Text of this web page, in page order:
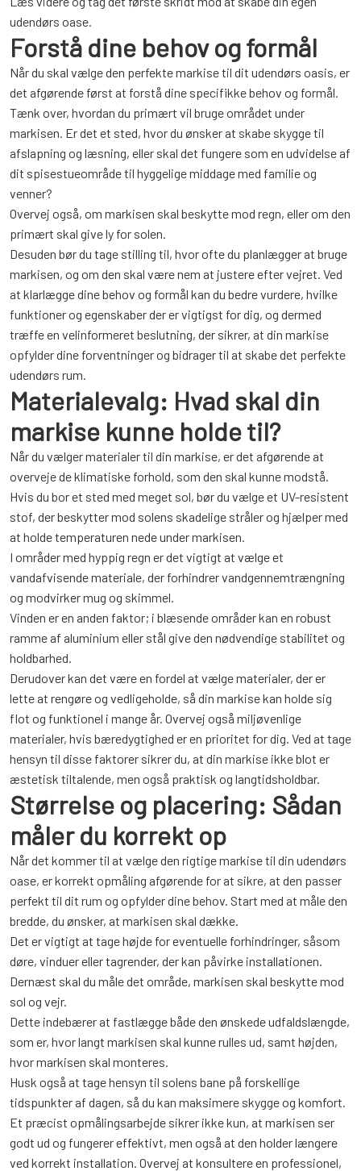
udendørs oase.
Forstå dine behov og formål
Når du skal vælge den perfekte markise til dit udendørs oasis, er
det afgørende først at forstå dine specifikke behov og formål.
Tænk over, hvordan du primært vil bruge området under
markisen. Er det et sted, hvor du ønsker at skabe skygge til
afslapning og læsning, eller skal det fungere som en udvidelse af
dit spisestueområde til hyggelige middage med familie og
venner?
Overvej også, om markisen skal beskytte mod regn, eller om den
primært skal give ly for solen.
Desuden bør du tage stilling til, hvor ofte du planlægger at bruge
markisen, og om den skal være nem at justere efter vejret. Ved
at klarlægge dine behov og formål kan du bedre vurdere, hvilke
funktioner og egenskaber der er vigtigst for dig, og dermed
træffe en velinformeret beslutning, der sikrer, at din markise
opfylder dine forventninger og bidrager til at skabe det perfekte
udendørs rum.
Materialevalg: Hvad skal din
markise kunne holde til?
Når du vælger materialer til din markise, er det afgørende at
overveje de klimatiske forhold, som den skal kunne modstå.
Hvis du bor et sted med meget sol, bør du vælge et UV-resistent
stof, der beskytter mod solens skadelige stråler og hjælper med
at holde temperaturen nede under markisen.
I områder med hyppig regn er det vigtigt at vælge et
vandafvisende materiale, der forhindrer vandgennemtrængning
og modvirker mug og skimmel.
Vinden er en anden faktor; i blæsende områder kan en robust
ramme af aluminium eller stål give den nødvendige stabilitet og
holdbarhed.
Derudover kan det være en fordel at vælge materialer, der er
lette at rengøre og vedligeholde, så din markise kan holde sig
flot og funktionel i mange år. Overvej også miljøvenlige
materialer, hvis bæredygtighed er en prioritet for dig. Ved at tage
hensyn til disse faktorer sikrer du, at din markise ikke blot er
æstetisk tiltalende, men også praktisk og langtidsholdbar.
Størrelse og placering: Sådan
måler du korrekt op
Når det kommer til at vælge den rigtige markise til din udendørs
oase, er korrekt opmåling afgørende for at sikre, at den passer
perfekt til dit rum og opfylder dine behov. Start med at måle den
bredde, du ønsker, at markisen skal dække.
Det er vigtigt at tage højde for eventuelle forhindringer, såsom
døre, vinduer eller tagrender, der kan påvirke installationen.
Dernæst skal du måle det område, markisen skal beskytte mod
sol og vejr.
Dette indebærer at fastlægge både den ønskede udfaldslængde,
som er, hvor langt markisen skal kunne rulles ud, samt højden,
hvor markisen skal monteres.
Husk også at tage hensyn til solens bane på forskellige
tidspunkter af dagen, så du kan maksimere skygge og komfort.
Et præcist opmålingsarbejde sikrer ikke kun, at markisen ser
godt ud og fungerer effektivt, men også at den holder længere
ved korrekt installation. Overvej at konsultere en professionel,